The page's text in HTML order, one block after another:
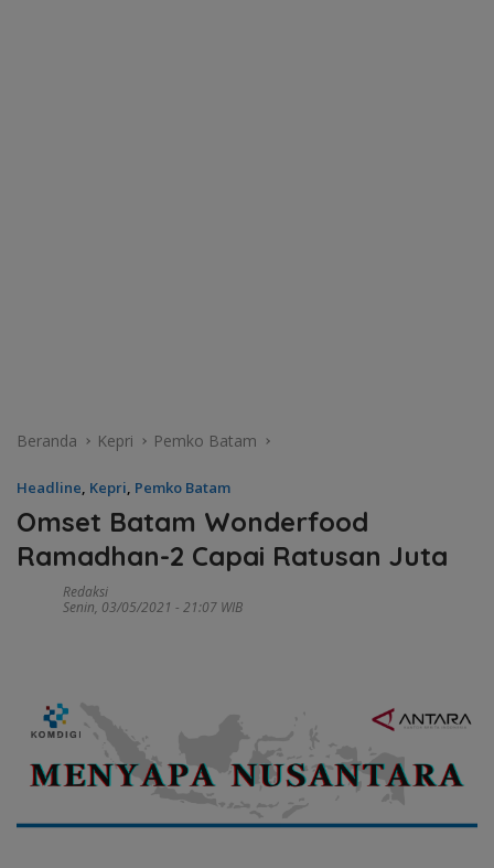
Beranda Kepri Pemko Batam
Headline, Kepri, Pemko Batam
Omset Batam Wonderfood
Ramadhan-2 Capai Ratusan Juta
Redaksi
Senin, 03/05/2021 - 21:07 WIB